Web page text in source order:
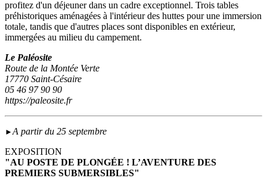
profitez d'un déjeuner dans un cadre exceptionnel. Trois tables
préhistoriques aménagées à l'intérieur des huttes pour une immersion
totale, tandis que d'autres places sont disponibles en extérieur,
immergées au milieu du campement.
Le Paléosite
Route de la Montée Verte
17770 Saint-Césaire
05 46 97 90 90
https://paleosite.fr
►A partir du 25 septembre
EXPOSITION
"AU POSTE DE PLONGÉE ! L’AVENTURE DES
PREMIERS SUBMERSIBLES"